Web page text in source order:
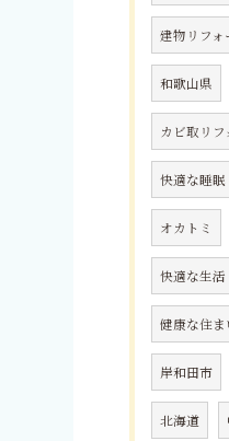
建物リフォ
和歌山県
カビ取リフ
快適な睡眠
オカトミ
快適な生活
健康な住ま
岸和田市
北海道